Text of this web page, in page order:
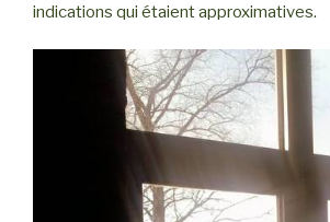
indications qui étaient approximatives.